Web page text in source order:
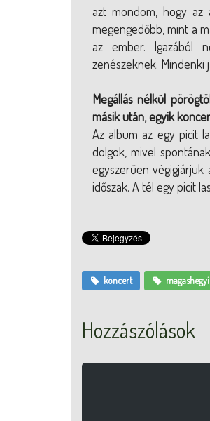
azt mondom, hogy az
megengedőbb, mint a
az ember. Igazából
zenészeknek. Mindenki
Megállás nélkül
másik után, egyik
Az album az egy picit
dolgok, mivel
egyszerűen
időszak. A tél egy picit
koncert magashegyi
Hozzászólások